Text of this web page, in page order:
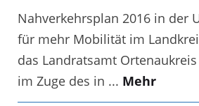
Nahverkehrsplan 2016 in der
für mehr Mobilität im
das Landratsamt
im Zuge des in ... Mehr